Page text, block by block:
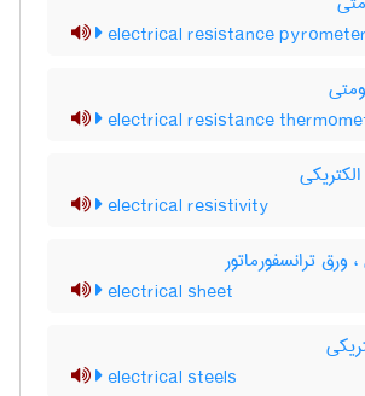
electrical resistance pyrometer
electrical resistance
electrical resistivity
ورق ترانسفورماتور
electrical sheet
electrical steels